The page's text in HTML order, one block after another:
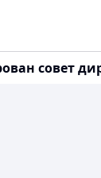
совет